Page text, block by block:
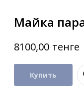
Майка
8100,00 тенге
Купить